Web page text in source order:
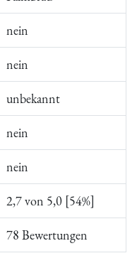
nein
nein
unbekannt
nein
nein
2,7 von 5,0 [54%]
78 Bewertungen